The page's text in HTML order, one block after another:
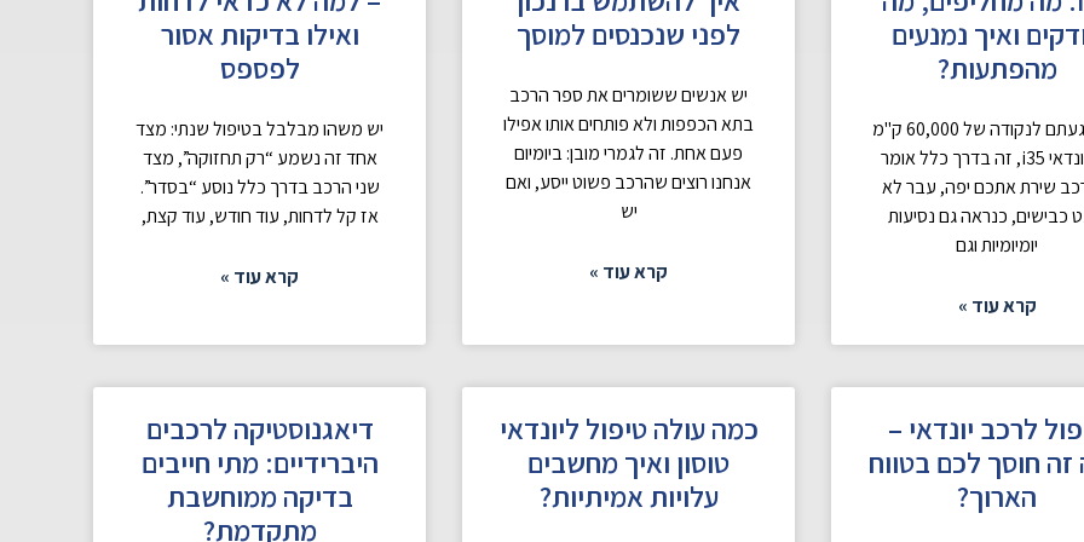
ואיך נמנעים
מהפתעות?
אם הגעתם לנקודה של 60,000 ק"מ
עם יונדאי i35, זה בדרך כלל אומר
שירת אתכם יפה, עבר לא
כבישים, כנראה גם נסיעות
יומיומיות וגם
קרא עוד »
לפני שנכנסים למוסך
יש אנשים ששומרים את ספר הרכב
בתא הכפפות ולא פותחים אותו אפילו
פעם אחת. זה לגמרי מובן: ביומיום
אנחנו רוצים שהרכב פשוט ייסע, ואם
יש
קרא עוד »
ואילו בדיקות אסור
לפספס
יש משהו מבלבל בטיפול שנתי: מצד
אחד זה נשמע “רק תחזוקה”, מצד
שני הרכב בדרך כלל נוסע “בסדר”.
אז קל לדחות, עוד חודש, עוד קצת,
קרא עוד »
לרכב יונדאי –
חוסך לכם בטווח
הארוך?
כמה עולה טיפול ליונדאי
טוסון ואיך מחשבים
עלויות אמיתיות?
דיאגנוסטיקה לרכבים
היברידיים: מתי חייבים
בדיקה ממוחשבת
מתקדמת?